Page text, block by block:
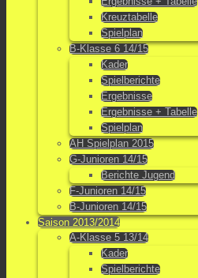
Kreuztabelle
Spielplan
B-Klasse 6 14/15
Kader
Spielberichte
Ergebnisse
Ergebnisse + Tabelle
Spielplan
AH Spielplan 2015
G-Junioren 14/15
Berichte Jugend
F-Junioren 14/15
B-Junioren 14/15
Saison 2013/2014
A-Klasse 5 13/14
Kader
Spielberichte